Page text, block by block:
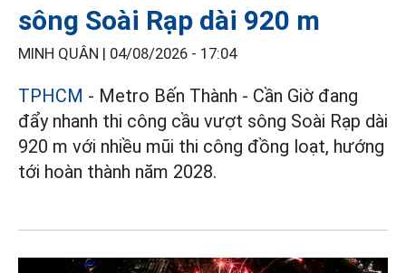
sông Soài Rạp dài 920 m
MINH QUÂN | 04/08/2026 - 17:04
TPHCM - Metro Bến Thành - Cần Giờ đang
đẩy nhanh thi công cầu vượt sông Soài Rạp dài
920 m với nhiều mũi thi công đồng loạt, hướng
tới hoàn thành năm 2028.